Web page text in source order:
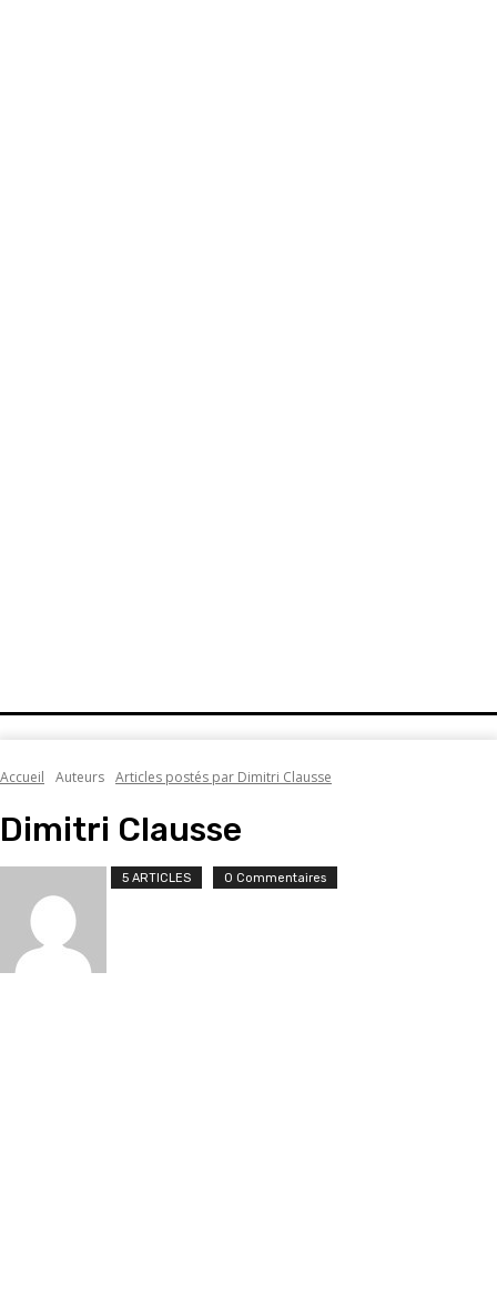
Accueil Auteurs Articles postés par Dimitri Clausse
Dimitri Clausse
5 ARTICLES 0 Commentaires